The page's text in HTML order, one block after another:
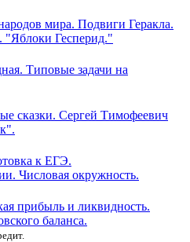
мира. Подвиги Геракла.
"Яблоки Гесперид."
Типовые задачи на
сказки. Сергей Тимофеевич
к ЕГЭ.
Числовая окружность.
прибыль и ликвидность.
баланса.